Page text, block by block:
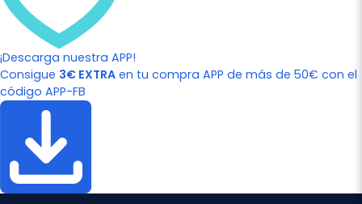
¡Descarga nuestra APP!
Consigue 3€ EXTRA en tu compra APP de más de 50€ con el
código APP-FB